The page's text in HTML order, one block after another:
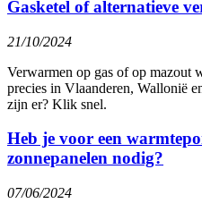
Gasketel of alternatieve
21/10/2024
Verwarmen op gas of op mazout
precies in Vlaanderen, Wallonië
zijn er? Klik snel.
Heb je voor een
zonnepanelen nodig?
07/06/2024